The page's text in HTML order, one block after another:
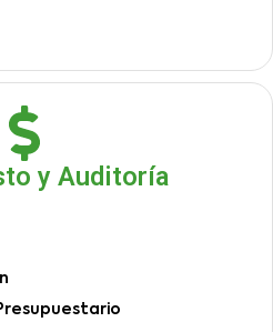
y Auditoría